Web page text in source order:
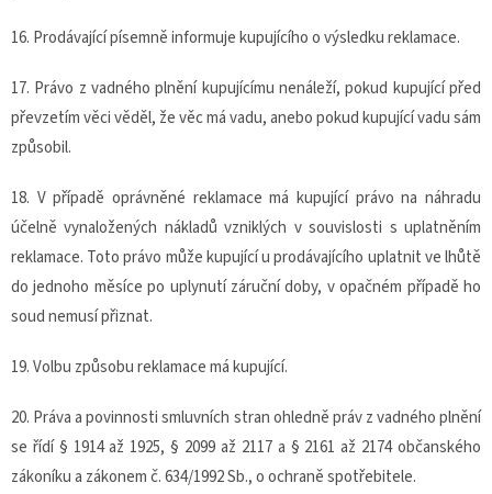
16. Prodávající písemně informuje kupujícího o výsledku reklamace.
17. Právo z vadného plnění kupujícímu nenáleží, pokud kupující před
převzetím věci věděl, že věc má vadu, anebo pokud kupující vadu sám
způsobil.
18. V případě oprávněné reklamace má kupující právo na náhradu
účelně vynaložených nákladů vzniklých v souvislosti s uplatněním
reklamace. Toto právo může kupující u prodávajícího uplatnit ve lhůtě
do jednoho měsíce po uplynutí záruční doby, v opačném případě ho
soud nemusí přiznat.
19. Volbu způsobu reklamace má kupující.
20. Práva a povinnosti smluvních stran ohledně práv z vadného plnění
se řídí § 1914 až 1925, § 2099 až 2117 a § 2161 až 2174 občanského
zákoníku a zákonem č. 634/1992 Sb., o ochraně spotřebitele.